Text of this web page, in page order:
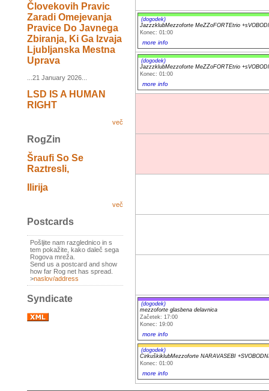
Človekovih Pravic
Zaradi Omejevanja
Pravice Do Javnega
Zbiranja, Ki Ga Izvaja
Ljubljanska Mestna
Uprava
...21 January 2026...
LSD IS A HUMAN
RIGHT
več
RogZin
Šraufi So Se
Raztresli,
Ilirija
več
Postcards
Pošljite nam razglednico in s
tem pokažite, kako daleč sega
Rogova mreža.
Send us a postcard and show
how far Rog net has spread.
>naslov/address
Syndicate
(dogodek)
JazzzklubMezzoforte MeZZoFORTEtrio
Konec: 01:00
more info
(dogodek)
JazzzklubMezzoforte MeZZoFORTEtrio
Konec: 01:00
more info
(dogodek)
mezzoforte glasbena delavnica
Začetek: 17:00
Konec: 19:00
more info
(dogodek)
CirkuškiklubMezzoforte NARAVASEBI
Konec: 01:00
more info